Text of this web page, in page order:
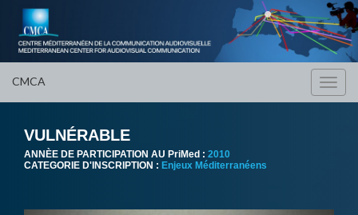
CMCA
VULNÉRABLE
ANNÈE DE PARTICIPATION AU PriMed : 2010
CATEGORIE D'INSCRIPTION : Enjeux Méditerranéens